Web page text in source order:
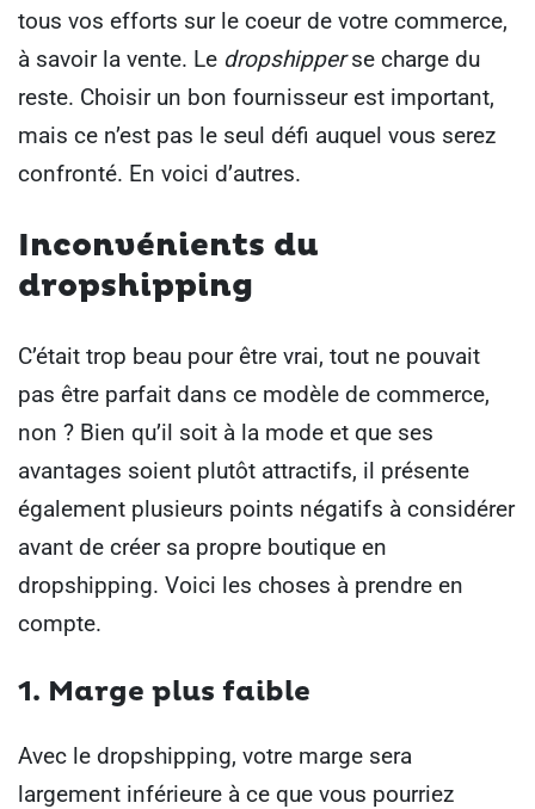
tous vos efforts sur le coeur de votre commerce,
à savoir la vente. Le dropshipperse charge du
reste. Choisir un bon fournisseur est important,
mais ce n’est pas le seul défi auquel vous serez
confronté. En voici d’autres.
Inconvénients du
dropshipping
C’était trop beau pour être vrai, tout ne pouvait
pas être parfait dans ce modèle de commerce,
non ? Bien qu’il soit à la mode et que ses
avantages soient plutôt attractifs, il présente
également plusieurs points négatifs à considérer
avant de créer sa propre boutique en
dropshipping. Voici les choses à prendre en
compte.
1. Marge plus faible
Avec le dropshipping, votre marge sera
largement inférieure à ce que vous pourriez